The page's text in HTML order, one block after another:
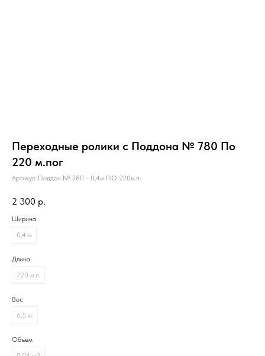
Переходные ролики с Поддона № 780 По
220 м.пог
Артикул: Поддон № 780 - 0,4м ПО 220м.п.
2 300 р.
Ширина
0,4 м
Длина
220 м.п.
Вес
6,5 кг
Объём